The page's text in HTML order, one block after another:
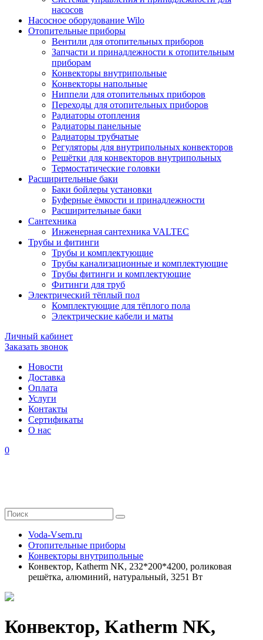
насосов
Насосное оборудование Wilo
Отопительные приборы
Вентили для отопительных приборов
Запчасти и принадлежности к отопительным
приборам
Конвекторы внутрипольные
Конвекторы напольные
Ниппели для отопительных приборов
Переходы для отопительных приборов
Радиаторы отопления
Радиаторы панельные
Радиаторы трубчатые
Регуляторы для внутрипольных конвекторов
Решётки для конвекторов внутрипольных
Термостатические головки
Расширительные баки
Баки бойлеры установки
Буферные ёмкости и принадлежности
Расширительные баки
Сантехника
Инженерная сантехника VALTEC
Трубы и фитинги
Трубы и комплектующие
Трубы канализационные и комплектующие
Трубы фитинги и комплектующие
Фитинги для труб
Электрический тёплый пол
Комплектующие для тёплого пола
Электрические кабели и маты
Личный кабинет
Заказать звонок
Новости
Доставка
Оплата
Услуги
Контакты
Cертификаты
О нас
0
Voda-Vsem.ru
Отопительные приборы
Конвекторы внутрипольные
Конвектор, Katherm NK, 232*200*4200, роликовая
решётка, алюминий, натуральный, 3251 Вт
Конвектор, Katherm NK,